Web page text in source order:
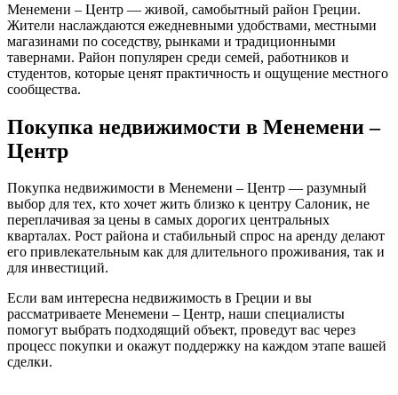
Менемени – Центр — живой, самобытный район Греции.
Жители наслаждаются ежедневными удобствами, местными
магазинами по соседству, рынками и традиционными
тавернами. Район популярен среди семей, работников и
студентов, которые ценят практичность и ощущение местного
сообщества.
Покупка недвижимости в Менемени –
Центр
Покупка недвижимости в Менемени – Центр — разумный
выбор для тех, кто хочет жить близко к центру Салоник, не
переплачивая за цены в самых дорогих центральных
кварталах. Рост района и стабильный спрос на аренду делают
его привлекательным как для длительного проживания, так и
для инвестиций.
Если вам интересна недвижимость в Греции и вы
рассматриваете Менемени – Центр, наши специалисты
помогут выбрать подходящий объект, проведут вас через
процесс покупки и окажут поддержку на каждом этапе вашей
сделки.